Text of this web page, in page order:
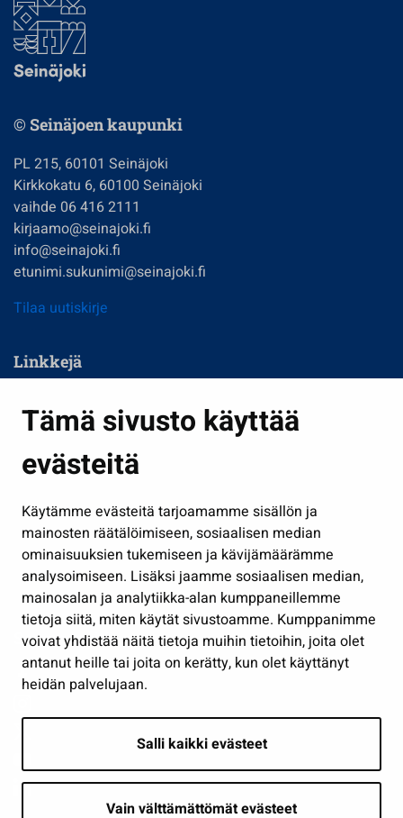
Tämä sivusto käyttää
evästeitä
Käytämme evästeitä tarjoamamme sisällön ja
mainosten räätälöimiseen, sosiaalisen median
ominaisuuksien tukemiseen ja kävijämäärämme
analysoimiseen. Lisäksi jaamme sosiaalisen median,
mainosalan ja analytiikka-alan kumppaneillemme
tietoja siitä, miten käytät sivustoamme. Kumppanimme
voivat yhdistää näitä tietoja muihin tietoihin, joita olet
antanut heille tai joita on kerätty, kun olet käyttänyt
heidän palvelujaan.
Salli kaikki evästeet
Vain välttämättömät evästeet
© Seinäjoen kaupunki
PL 215, 60101 Seinäjoki
Kirkkokatu 6, 60100 Seinäjoki
vaihde 06 416 2111
kirjaamo@seinajoki.fi
info@seinajoki.fi
etunimi.sukunimi@seinajoki.fi
Tilaa uutiskirje
Linkkejä
Kasvatus ja opetus
Kulttuuri ja liikunta
Työ ja yrittäminen
Osallistu ja asioi
Näytä omat evästeasetukseni
Seuraa meitä